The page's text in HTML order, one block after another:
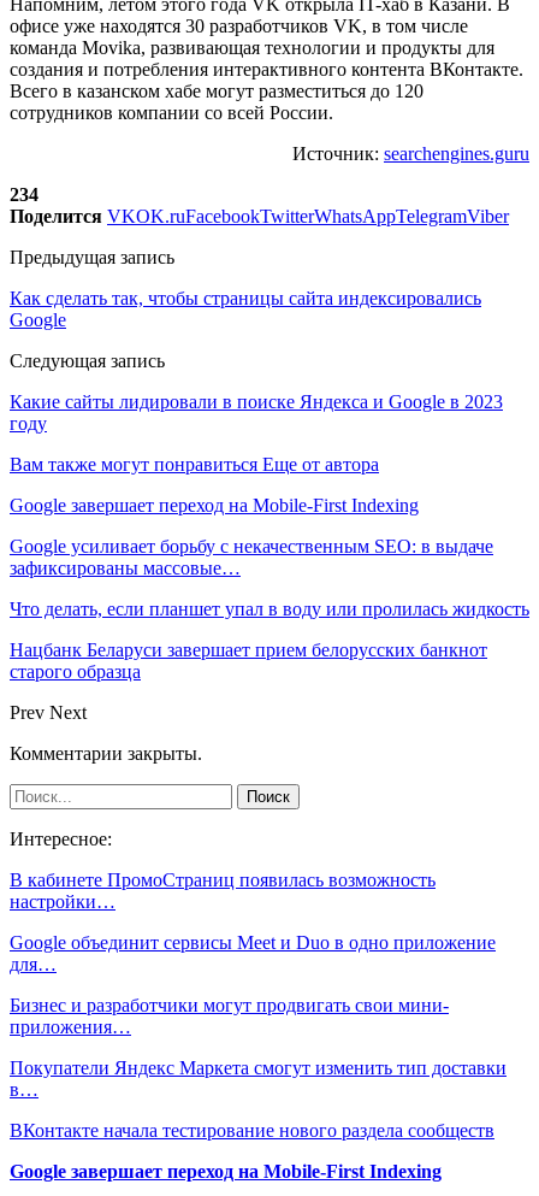
офисе уже находятся 30 разработчиков VK, в том числе
команда Movika, развивающая технологии и продукты для
создания и потребления интерактивного контента ВКонтакте.
Всего в казанском хабе могут разместиться до 120
сотрудников компании со всей России.
Источник: searchengines.guru
234
Поделится VKOK.ruFacebookTwitterWhatsAppTelegramViber
Предыдущая запись
Как сделать так, чтобы страницы сайта индексировались
Google
Следующая запись
Какие сайты лидировали в поиске Яндекса и Google в 2023
году
Вам также могут понравиться Еще от автора
Google завершает переход на Mobile-First Indexing
Google усиливает борьбу с некачественным SEO: в выдаче
зафиксированы массовые…
Что делать, если планшет упал в воду или пролилась жидкость
Нацбанк Беларуси завершает прием белорусских банкнот
старого образца
Prev Next
Комментарии закрыты.
Интересное:
В кабинете ПромоСтраниц появилась возможность
настройки…
Google объединит сервисы Meet и Duo в одно приложение
для…
Бизнес и разработчики могут продвигать свои мини-
приложения…
Покупатели Яндекс Маркета смогут изменить тип доставки
в…
ВКонтакте начала тестирование нового раздела сообществ
Google завершает переход на Mobile-First Indexing